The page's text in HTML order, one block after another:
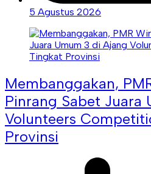
5 Agustus 2026
Membanggakan,
Pinrang Sabet Juara
Volunteers
Provinsi